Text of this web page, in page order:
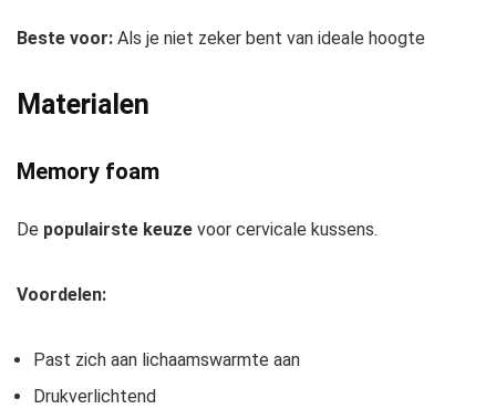
Beste voor: Als je niet zeker bent van ideale hoogte
Materialen
Memory foam
De populairste keuze voor cervicale kussens.
Voordelen:
Past zich aan lichaamswarmte aan
Drukverlichtend